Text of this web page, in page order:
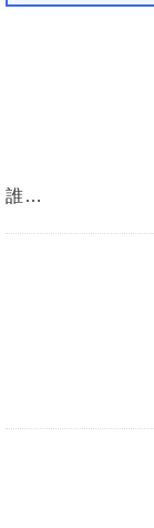
誰…